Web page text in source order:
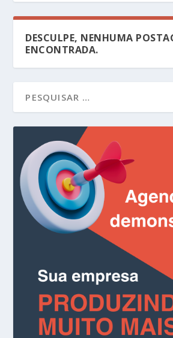
DESCULPE, NENHUMA
ENCONTRADA.